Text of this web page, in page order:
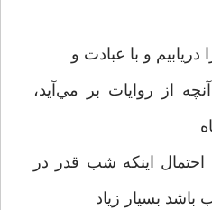
و با عبادت و
از روايات بر مي‌آيد،
اينکه شب قدر در
باشد بسيار زياد